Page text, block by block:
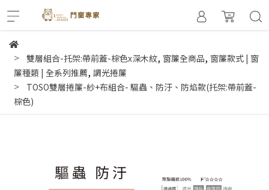
雙層組合-托架:帶前蓋-棕色x深木紋, 窗簾全商品, 窗簾款式 | 窗
簾種類 | 全系列推薦, 調光捲簾
TOSO雙層捲簾-紗+布組合- 驅蟲、防汙、防焰款(托架:帶前蓋-
棕色)